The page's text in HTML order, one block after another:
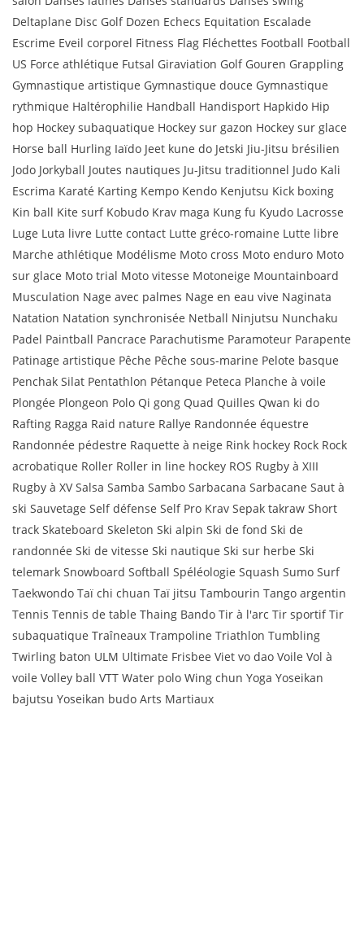
Deltaplane Disc Golf Dozen Echecs Equitation Escalade
Escrime Eveil corporel Fitness Flag Fléchettes Football Football
US Force athlétique Futsal Giraviation Golf Gouren Grappling
Gymnastique artistique Gymnastique douce Gymnastique
rythmique Haltérophilie Handball Handisport Hapkido Hip
hop Hockey subaquatique Hockey sur gazon Hockey sur glace
Horse ball Hurling Iaïdo Jeet kune do Jetski Jiu-Jitsu brésilien
Jodo Jorkyball Joutes nautiques Ju-Jitsu traditionnel Judo Kali
Escrima Karaté Karting Kempo Kendo Kenjutsu Kick boxing
Kin ball Kite surf Kobudo Krav maga Kung fu Kyudo Lacrosse
Luge Luta livre Lutte contact Lutte gréco-romaine Lutte libre
Marche athlétique Modélisme Moto cross Moto enduro Moto
sur glace Moto trial Moto vitesse Motoneige Mountainboard
Musculation Nage avec palmes Nage en eau vive Naginata
Natation Natation synchronisée Netball Ninjutsu Nunchaku
Padel Paintball Pancrace Parachutisme Paramoteur Parapente
Patinage artistique Pêche Pêche sous-marine Pelote basque
Penchak Silat Pentathlon Pétanque Peteca Planche à voile
Plongée Plongeon Polo Qi gong Quad Quilles Qwan ki do
Rafting Ragga Raid nature Rallye Randonnée équestre
Randonnée pédestre Raquette à neige Rink hockey Rock Rock
acrobatique Roller Roller in line hockey ROS Rugby à XIII
Rugby à XV Salsa Samba Sambo Sarbacana Sarbacane Saut à
ski Sauvetage Self défense Self Pro Krav Sepak takraw Short
track Skateboard Skeleton Ski alpin Ski de fond Ski de
randonnée Ski de vitesse Ski nautique Ski sur herbe Ski
telemark Snowboard Softball Spéléologie Squash Sumo Surf
Taekwondo Taï chi chuan Taï jitsu Tambourin Tango argentin
Tennis Tennis de table Thaing Bando Tir à l'arc Tir sportif Tir
subaquatique Traîneaux Trampoline Triathlon Tumbling
Twirling baton ULM Ultimate Frisbee Viet vo dao Voile Vol à
voile Volley ball VTT Water polo Wing chun Yoga Yoseikan
bajutsu Yoseikan budo Arts Martiaux